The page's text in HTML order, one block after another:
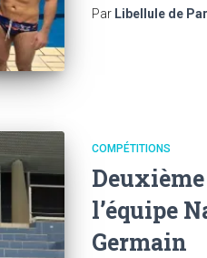
Par Libellule de
COMPÉTITIONS
l’équipe
Germain